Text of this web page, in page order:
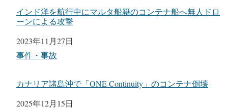
インド洋を航行中にマルタ船籍のコンテナ船へ無人ドロ
ーンによる攻撃
日付
2023年11月27日
関連理由
事件・事故
カナリア諸島沖で「ONE Continuity」のコンテナ倒壊
日付
2025年12月15日